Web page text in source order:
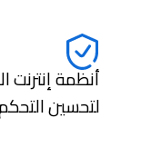
لتحسين